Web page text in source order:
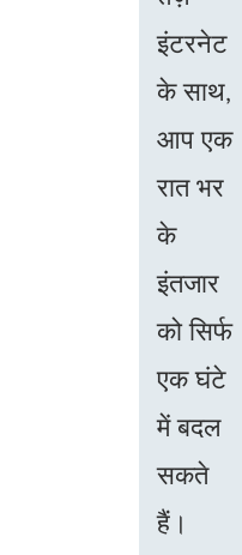
इंटरनेट
के साथ,
आप एक
रात भर
के
इंतजार
को सिर्फ
एक घंटे
में बदल
सकते
हैं।